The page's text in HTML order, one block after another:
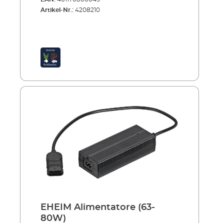
Artikel-Nr.: 4208210
EHEIM Alimentatore (63-
80W)